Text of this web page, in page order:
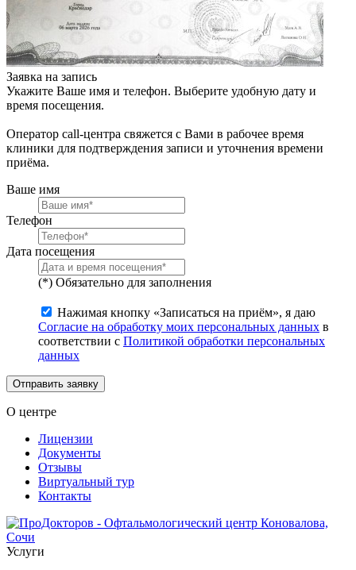
Заявка на запись
Укажите Ваше имя и телефон. Выберите удобную дату и
время посещения.
Оператор call-центра свяжется с Вами в рабочее время
клиники для подтверждения записи и уточнения времени
приёма.
Ваше имя
Телефон
Дата посещения
(*) Обязательно для заполнения
Нажимая кнопку «Записаться на приём», я даю
Согласие на обработку моих персональных данных в
соответствии с Политикой обработки персональных
данных
Отправить заявку
О центре
Лицензии
Документы
Отзывы
Виртуальный тур
Контакты
Услуги